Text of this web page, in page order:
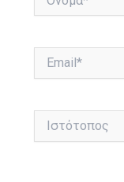
Ιστότοπος